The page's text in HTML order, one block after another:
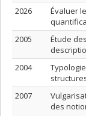
2026
Évaluer
2005
Étude
2004
2007
des